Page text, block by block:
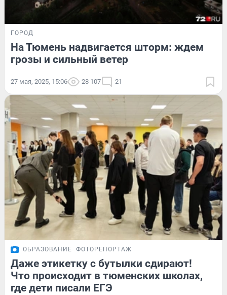
ГОРОД
На Тюмень надвигается шторм: ждем
грозы и сильный ветер
27 мая, 2025, 15:06 28 107 21
ОБРАЗОВАНИЕ ФОТОРЕПОРТАЖ
Даже этикетку с бутылки сдирают!
Что происходит в тюменских школах,
где дети писали ЕГЭ